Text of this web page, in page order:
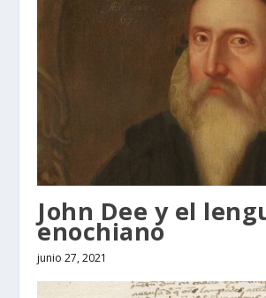
John Dee y el
enochiano
junio 27, 2021